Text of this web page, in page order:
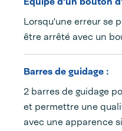
Lorsqu'une erreur se
être arrêté avec un
Barres de guidage :
2 barres de guidage
et permettre une
avec une apparence